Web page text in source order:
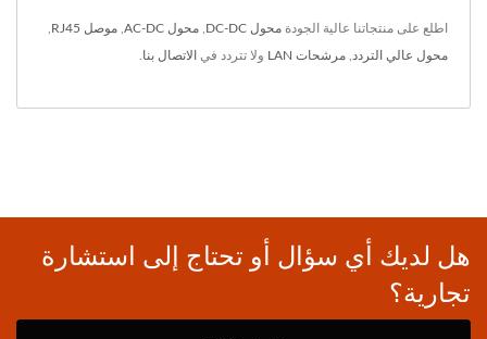
اطلع على منتجاتنا عالية الجودة محول DC-DC محول AC-DC موصل RJ45
محول عالي التردد مرشحات LAN ولا تتردد في الاتصال بنا
هل لديك أي سؤال أو تحتاج إلى استشارة
تجارية؟